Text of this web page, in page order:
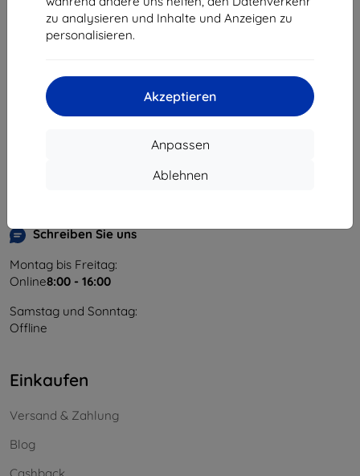
zu analysieren und Inhalte und Anzeigen zu
personalisieren.
Akzeptieren
Anpassen
Ablehnen
Shield-Sk s.r.o.
Unternehmens-ID:
46701494
USt-IdNr.:SK2023549671
Schreiben Sie uns
Montag bis Freitag:
Online8:00 - 16:00
Samstag und Sonntag:
Offline
Einkaufen
Versand & Zahlung
Blog